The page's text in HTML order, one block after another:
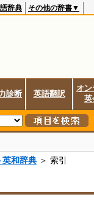
辞典 その他の辞書▼
診断 英語翻訳
オン
英
英和辞典 ＞ 索引